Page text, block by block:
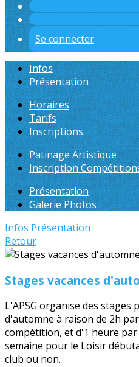
Se connecter
Infos
Présentation
Horaires
Tarifs
Inscriptions
Patinage Artistique
Inscription
Présentation
Galerie Photos
Infos Présentation
Retour
Stages vacances
L'APSG organise des stages
d'automne à raison de 2h
compétition, et d'1 heure
semaine pour le Loisir
club ou non.